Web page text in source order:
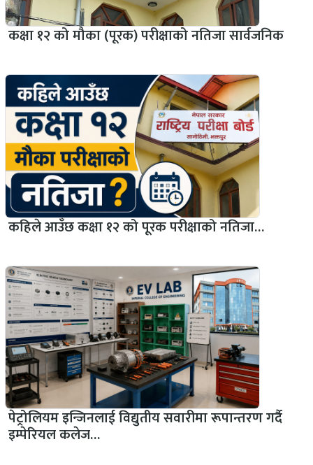
कक्षा १२ को मौका (पूरक) परीक्षाको नतिजा सार्वजनिक
कहिले आउँछ कक्षा १२ को पूरक परीक्षाको नतिजा…
पेट्रोलियम इन्जिनलाई विद्युतीय सवारीमा रूपान्तरण गर्दै
इम्पेरियल कलेज…